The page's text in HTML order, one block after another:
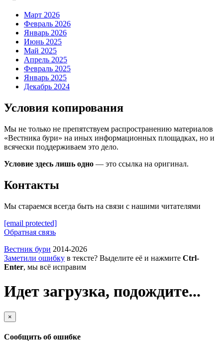
Март 2026
Февраль 2026
Январь 2026
Июнь 2025
Май 2025
Апрель 2025
Февраль 2025
Январь 2025
Декабрь 2024
Условия копирования
Мы не только не препятствуем распространению материалов
«Вестника бури» на иных информационных площадках, но и
всячески поддерживаем это дело.
Условие здесь лишь одно — это ссылка на оригинал.
Контакты
Мы стараемся всегда быть на связи с нашими читателями
[email protected]
Обратная связь
Вестник бури 2014-2026
Заметили ошибку в тексте? Выделите её и нажмите Ctrl-
Enter, мы всё исправим
Идет загрузка, подождите...
×
Сообщить об ошибке